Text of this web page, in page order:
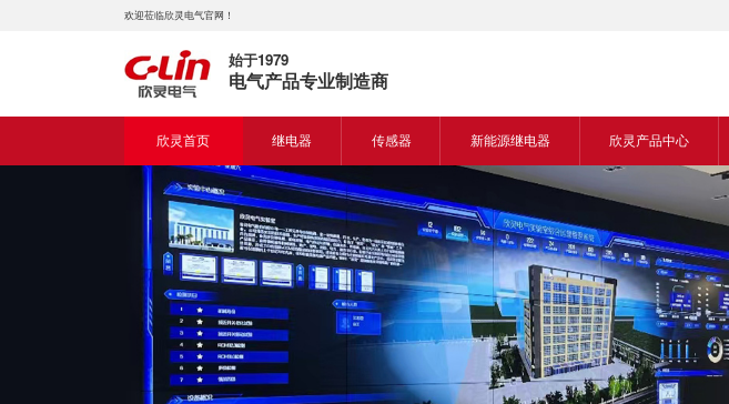
欢迎莅临欣灵电气官网！
始于1979
电气产品专业制造商
欣灵首页 继电器
时间继电器
固体继电器
计数继电器
液位继电器
传感器
接近开关
光电开关
编码器
热电偶
新能源继电器
新能源交流继电器
新能源直流继电器
欣灵产品中心
继电器
传感器
电气传动与控制
仪器仪表